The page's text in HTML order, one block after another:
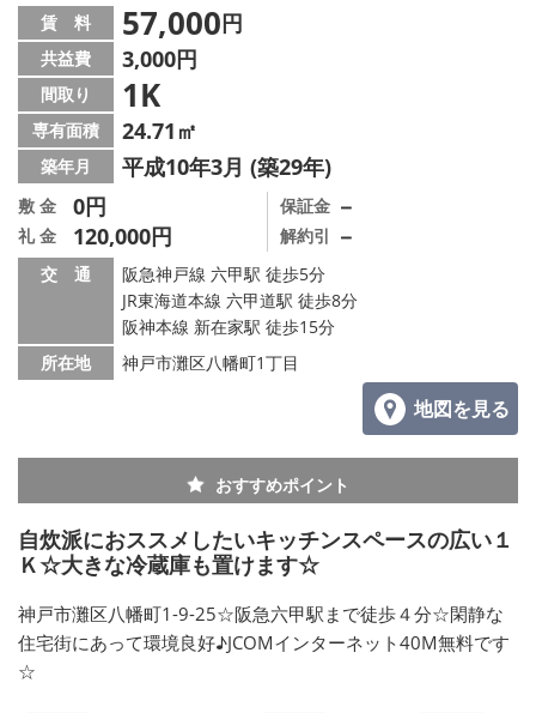
賃 料 57,000円
共益費 3,000円
間取り 1K
専有面積 24.71㎡
築年月 平成10年3月 (築29年)
敷 金 0円
礼 金 120,000円
保証金 －
解約引 －
交 通
阪急神戸線 六甲駅 徒歩5分
JR東海道本線 六甲道駅 徒歩8分
阪神本線 新在家駅 徒歩15分
所在地
神戸市灘区八幡町1丁目
地図を見る
おすすめポイント
自炊派におススメしたいキッチンスペースの広い１
Ｋ☆大きな冷蔵庫も置けます☆
神戸市灘区八幡町1-9-25☆阪急六甲駅まで徒歩４分☆閑静な
住宅街にあって環境良好♪JCOMインターネット40M無料です
☆